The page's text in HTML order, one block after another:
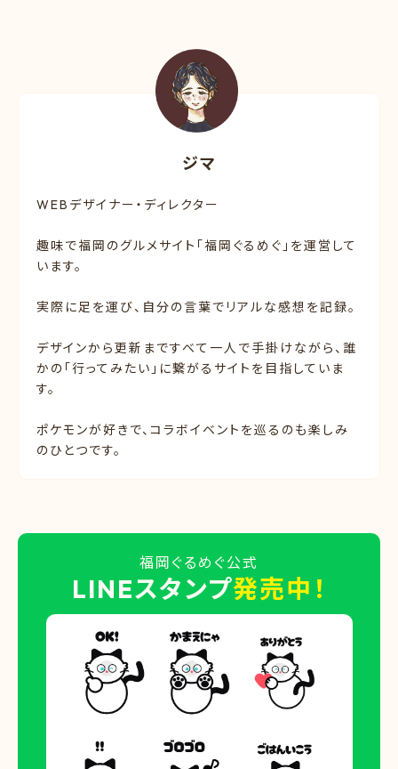
ジマ
WEBデザイナー・ディレクター
趣味で福岡のグルメサイト「福岡ぐるめぐ」を運営して
います。
実際に足を運び、自分の言葉でリアルな感想を記録。
デザインから更新まですべて一人で手掛けながら、誰
かの「行ってみたい」に繋がるサイトを目指していま
す。
ポケモンが好きで、コラボイベントを巡るのも楽しみ
のひとつです。
福岡ぐるめぐ公式
LINEスタンプ発売中！